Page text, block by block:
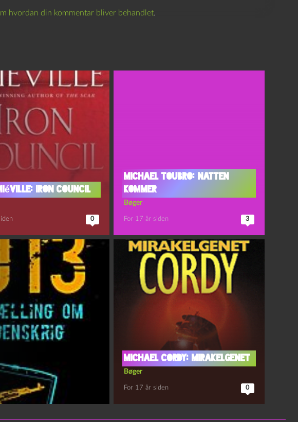
hvordan din kommentar bliver behandlet.
Iron Council
0
Michael Toubro: Natten
kommer
Bøger
For 17 år siden 3
Michael Cordy: Mirakelgenet
Bøger
For 17 år siden 0